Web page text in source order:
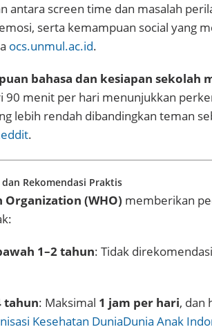
antara screen time dan masalah
serta kemampuan social yang
ocs.unmul.ac.id.
bahasa dan kesiapan sekolah
90 menit per hari menunjukkan
lebih rendah dibandingkan teman
.
Rekomendasi Praktis
(WHO) memberikan
1–2 tahun: Tidak
tahun: Maksimal 1 jam per hari, dan
Kesehatan DuniaDunia Anak